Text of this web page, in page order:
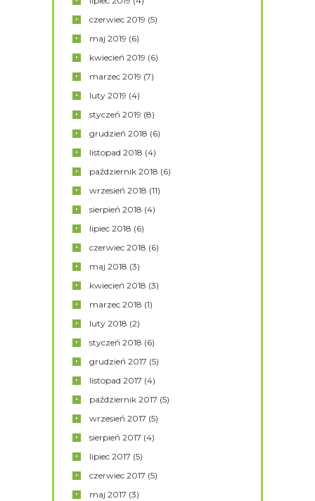
czerwiec2019 (5)
maj2019 (6)
kwiecień2019 (6)
marzec2019 (7)
luty2019 (4)
styczeń2019 (8)
grudzień2018 (6)
listopad2018 (4)
październik2018 (6)
wrzesień2018 (11)
sierpień2018 (4)
lipiec2018 (6)
czerwiec2018 (6)
maj2018 (3)
kwiecień2018 (3)
marzec2018 (1)
luty2018 (2)
styczeń2018 (6)
grudzień2017 (5)
listopad2017 (4)
październik2017 (5)
wrzesień2017 (5)
sierpień2017 (4)
lipiec2017 (5)
czerwiec2017 (5)
maj2017 (3)